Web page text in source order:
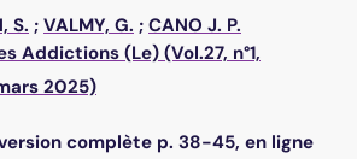
S. ; VALMY, G. ; CANO J. P.
Addictions (Le) (Vol.27, n°1,
2025)
complète p. 38-45, en ligne